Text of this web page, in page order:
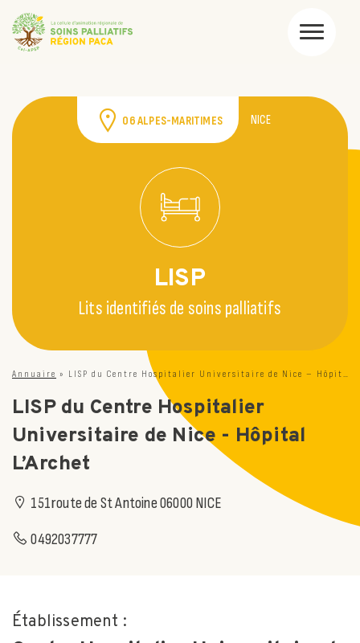
06 ALPES-MARITIMES NICE
LISP
Lits identifiés de soins palliatifs
Annuaire » LISP du Centre Hospitalier Universitaire de Nice – Hôpital L’Archet
LISP du Centre Hospitalier
Universitaire de Nice - Hôpital
L’Archet
151route de St Antoine 06000 NICE
0492037777
Établissement :